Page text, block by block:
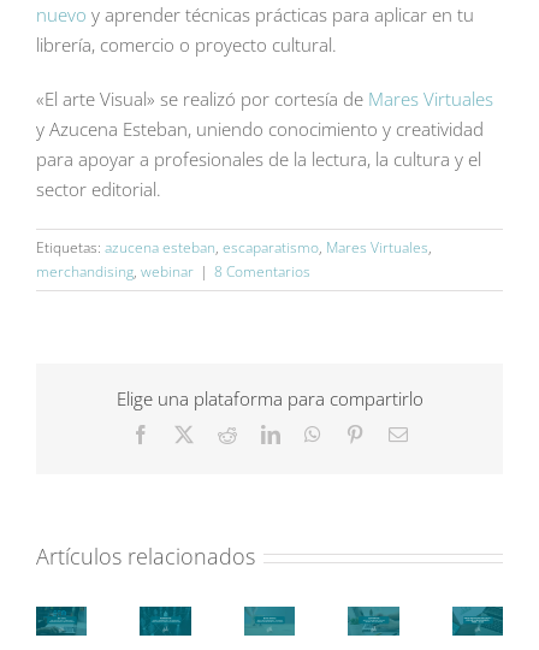
nuevo y aprender técnicas prácticas para aplicar en tu
librería, comercio o proyecto cultural.
«El arte Visual» se realizó por cortesía de Mares Virtuales
y Azucena Esteban, uniendo conocimiento y creatividad
para apoyar a profesionales de la lectura, la cultura y el
sector editorial.
Etiquetas: azucena esteban, escaparatismo, Mares Virtuales,
merchandising, webinar | 8 Comentarios
Elige una plataforma para compartirlo
Facebook RedditLinkedInWhatsApp
PinterestCorreo
Artículos relacionados